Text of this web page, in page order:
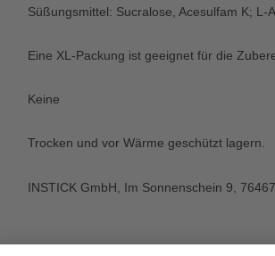
Süßungsmittel: Sucralose, Acesulfam K; L-
Eine XL-Packung ist geeignet für die
Keine
Trocken und vor Wärme geschützt lagern.
INSTICK GmbH, Im Sonnenschein 9,